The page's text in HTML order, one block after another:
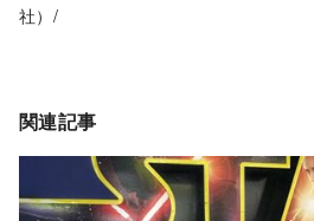
社）/
関連記事